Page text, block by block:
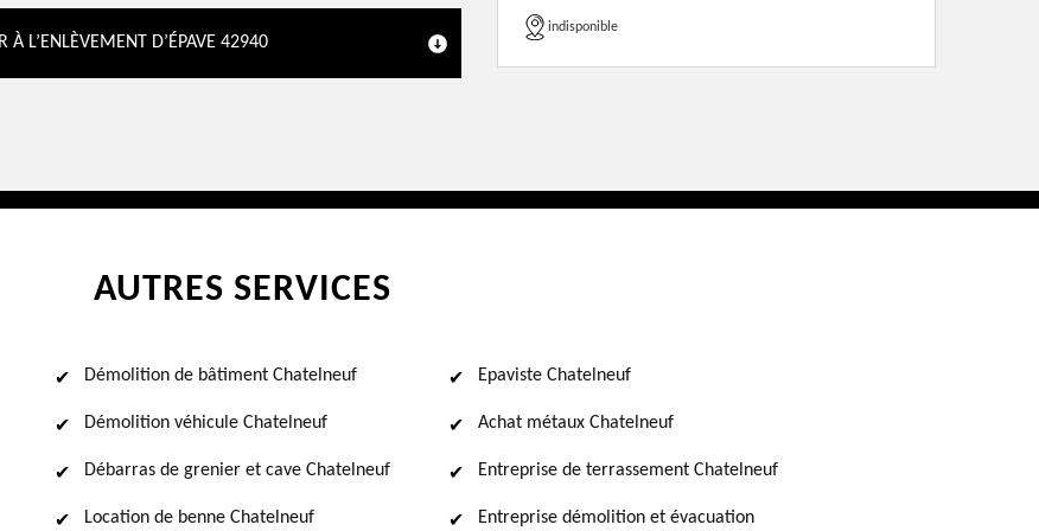
L’ENLÈVEMENT D’ÉPAVE 42940
indisponible
AUTRES SERVICES
Démolition de bâtiment Chatelneuf
Démolition véhicule Chatelneuf
Débarras de grenier et cave Chatelneuf
Location de benne Chatelneuf
Epaviste Chatelneuf
Achat métaux Chatelneuf
Entreprise de terrassement Chatelneuf
Entreprise démolition et évacuation